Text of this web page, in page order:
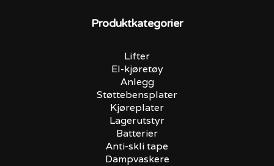
Produktkategorier
Lifter
El-kjøretøy
Anlegg
Støttebensplater
Kjøreplater
Lagerutstyr
Batterier
Anti-skli tape
Dampvaskere